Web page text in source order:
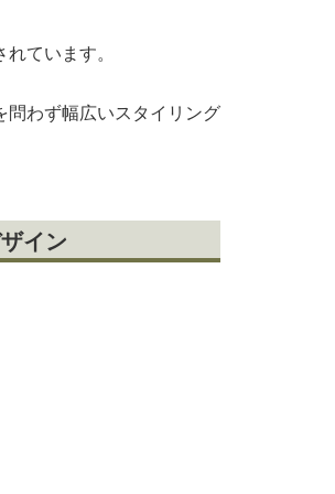
ています。
わず幅広いスタイリング
イン